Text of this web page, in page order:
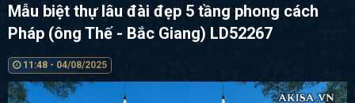
Mẫu biệt thự lâu đài đẹp 5 tầng phong cách
Pháp (ông Thế - Bắc Giang) LD52267
11:48 - 04/08/2025